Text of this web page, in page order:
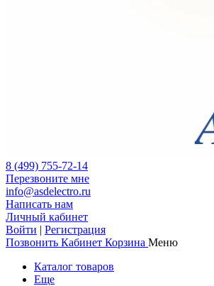
8 (499) 755-72-14
Перезвоните мне
info@asdelectro.ru
Написать нам
Личный кабинет
Войти | Регистрация
Позвонить Кабинет Корзина Меню
Каталог товаров
Еще